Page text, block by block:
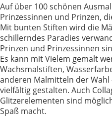
Auf über 100 schönen
Prinzessinnen und Prinzen,
Mit bunten Stiften wird die
schillerndes Paradies
Prinzen und Prinzessinnen
Es kann mit Vielem gemalt
Wachsmalstiften,
anderen Malmitteln der Wahl
vielfältig gestalten. Auch
Glitzerelementen sind
Spaß macht.